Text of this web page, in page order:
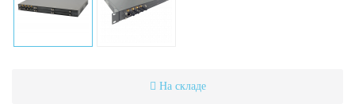
На складе